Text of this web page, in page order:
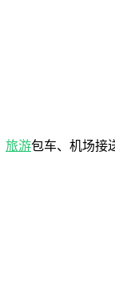
旅游包车、机场接